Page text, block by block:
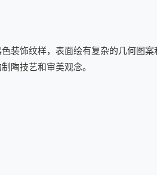
装饰纹样，表面绘有复杂的几何图案
陶技艺和审美观念。